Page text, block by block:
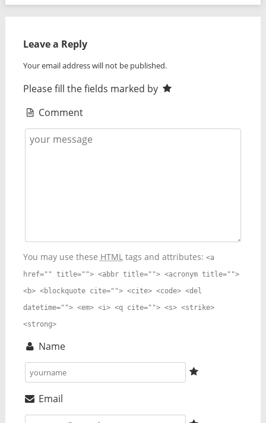
Leave a Reply
Your email address will not be published.
Please fill the fields marked by
Comment
You may use these HTMLtags and attributes: <a
href="" title=""> <abbr title=""> <acronym title="">
<b> <blockquote cite=""> <cite> <code> <del
datetime=""> <em> <i> <q cite=""> <s> <strike>
<strong>
Name
Email